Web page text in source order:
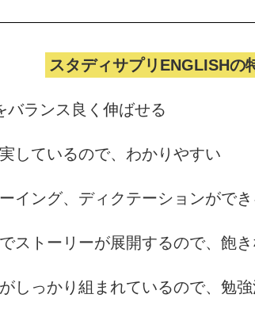
スタディサプリENGLISHの
ランス良く伸ばせる
しているので、わかりやすい
イング、ディクテーションができ
ストーリーが展開するので、飽き
しっかり組まれているので、勉